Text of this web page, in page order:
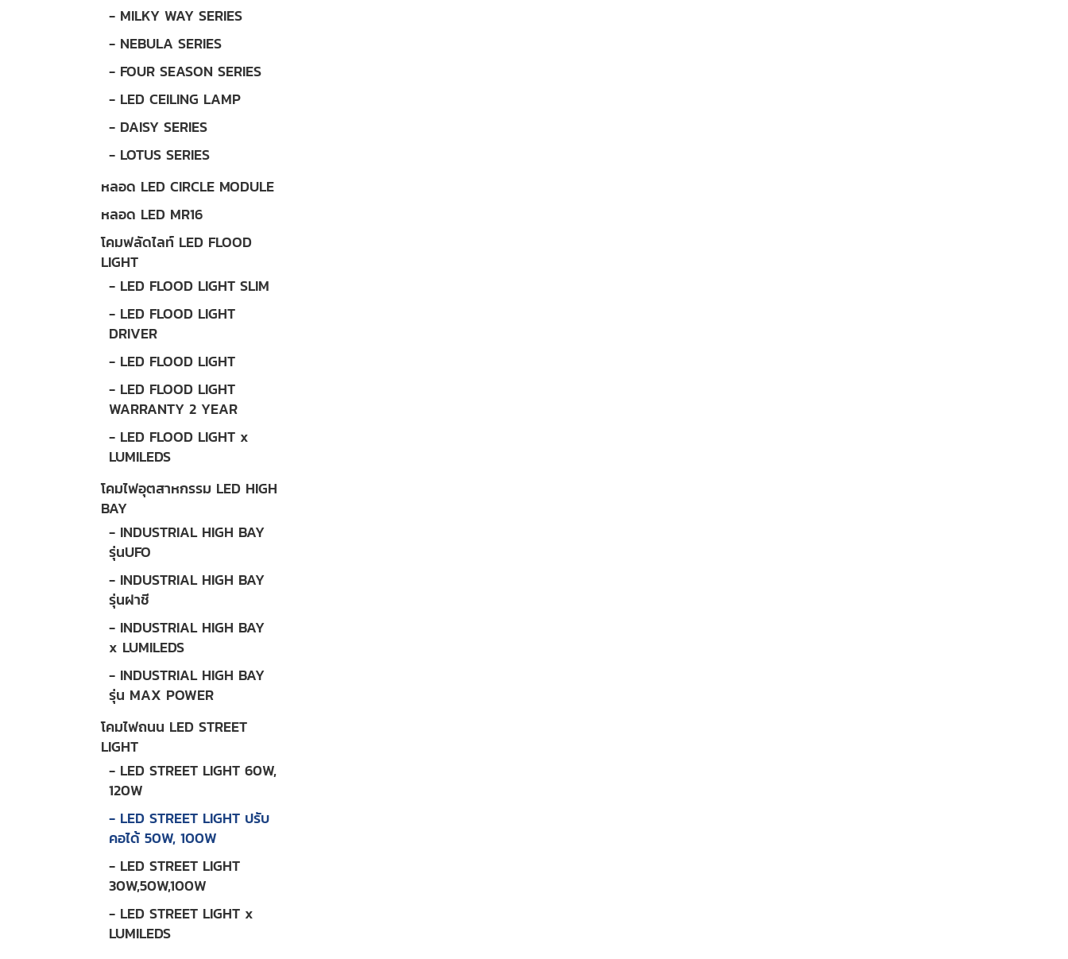
- MILKY WAY SERIES
- NEBULA SERIES
- FOUR SEASON SERIES
- LED CEILING LAMP
- DAISY SERIES
- LOTUS SERIES
หลอด LED CIRCLE MODULE
หลอด LED MR16
โคมฟลัดไลท์ LED FLOOD
LIGHT
- LED FLOOD LIGHT SLIM
- LED FLOOD LIGHT
DRIVER
- LED FLOOD LIGHT
- LED FLOOD LIGHT
WARRANTY 2 YEAR
- LED FLOOD LIGHT x
LUMILEDS
โคมไฟอุตสาหกรรม LED HIGH
BAY
- INDUSTRIAL HIGH BAY
รุ่นUFO
- INDUSTRIAL HIGH BAY
รุ่นฝาชี
- INDUSTRIAL HIGH BAY
x LUMILEDS
- INDUSTRIAL HIGH BAY
รุ่น MAX POWER
โคมไฟถนน LED STREET
LIGHT
- LED STREET LIGHT 60W,
120W
- LED STREET LIGHT ปรับ
คอได้ 50W, 100W
- LED STREET LIGHT
30W,50W,100W
- LED STREET LIGHT x
LUMILEDS